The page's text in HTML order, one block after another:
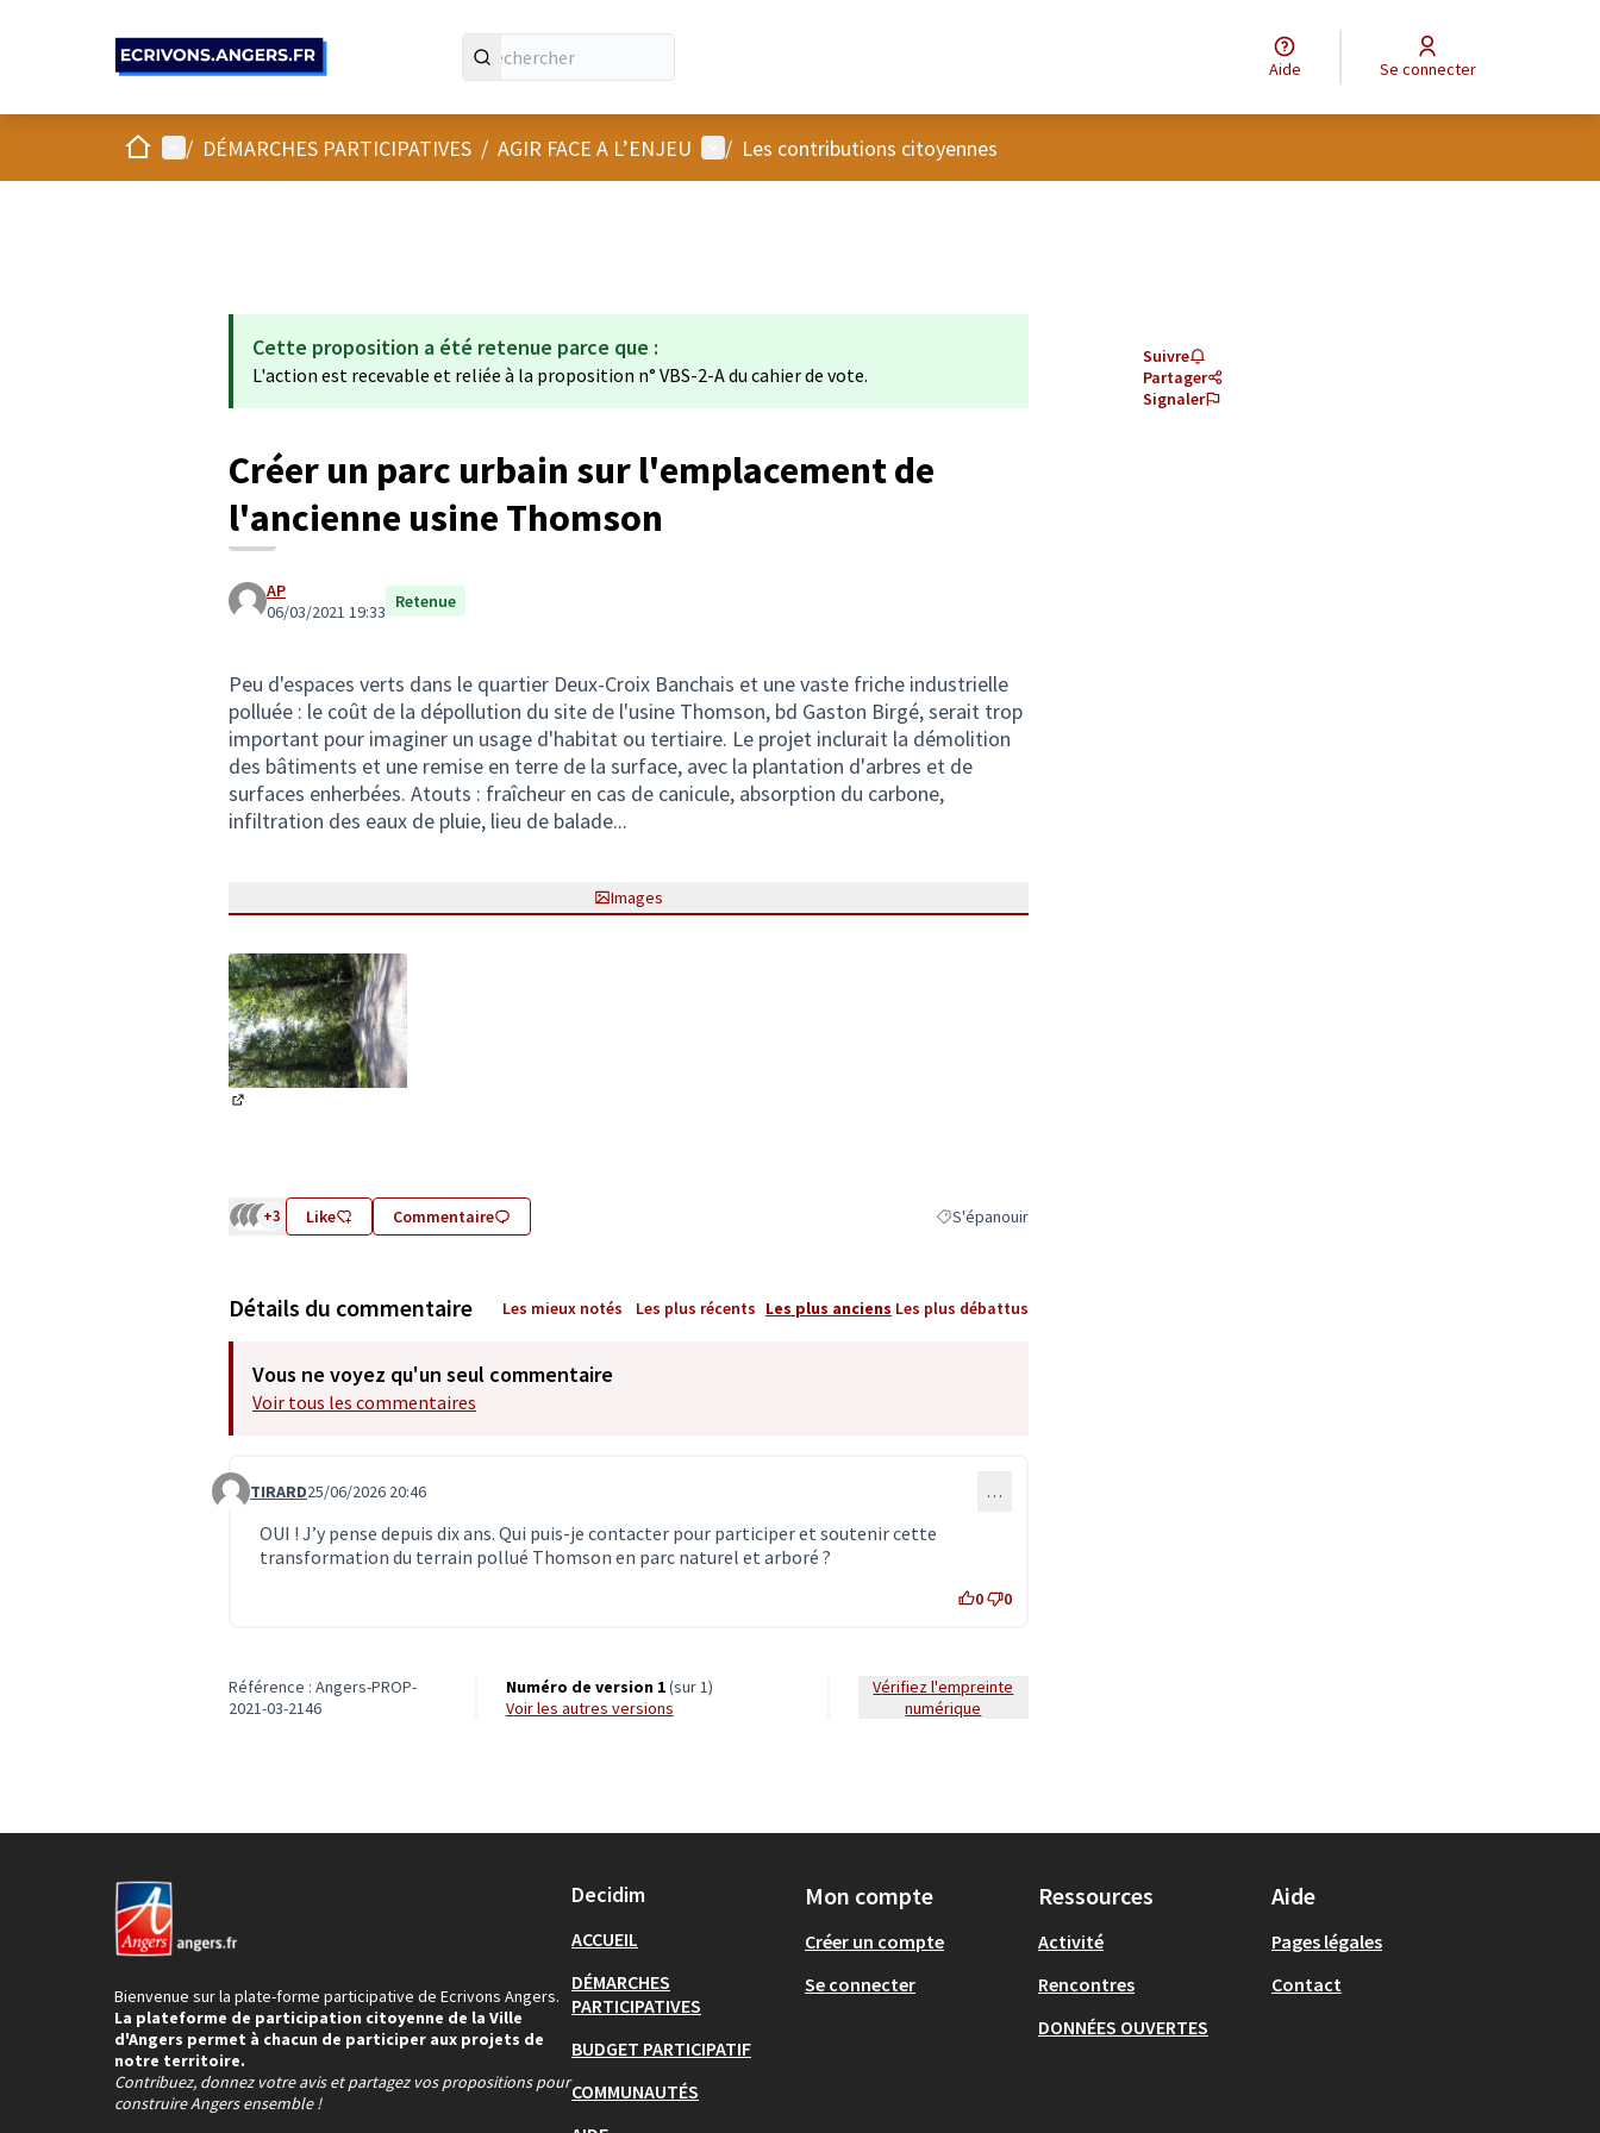
Aide Se connecter
AccueilMenu principal
/ DÉMARCHES PARTICIPATIVES / AGIR FACE A L’ENJEU Menu utilisateur
/ Les contributions citoyennes
Cette proposition a été retenue parce que :
L'action est recevable et reliée à la proposition n° VBS-2-A du cahier de vote.
Créer un parc urbain sur l'emplacement de
l'ancienne usine Thomson
AP
06/03/2021 19:33 Retenue
Peu d'espaces verts dans le quartier Deux-Croix Banchais et une vaste friche industrielle
polluée : le coût de la dépollution du site de l'usine Thomson, bd Gaston Birgé, serait trop
important pour imaginer un usage d'habitat ou tertiaire. Le projet inclurait la démolition
des bâtiments et une remise en terre de la surface, avec la plantation d'arbres et de
surfaces enherbées. Atouts : fraîcheur en cas de canicule, absorption du carbone,
infiltration des eaux de pluie, lieu de balade...
Images
+3 Like Commentaire Filtrer les résultats de la catégorie : S'épanouir
S'épanouir
Suivre
Partager
Signaler
Détails du commentaire Les mieux notés Les plus récents Les plus anciens Les plus débattus
Vous ne voyez qu'un seul commentaire
Voir tous les commentaires
Commentaire 8085
TIRARD25/06/2026 20:46 …
OUI ! J’y pense depuis dix ans. Qui puis-je contacter pour participer et soutenir cette
transformation du terrain pollué Thomson en parc naturel et arboré ?
0 0
Référence : Angers-PROP-
2021-03-2146
Numéro de version 1(sur 1)
voir les autres versions
Vérifiez l'empreinte
numérique
Bienvenue sur la plate-forme participative de Ecrivons Angers.
La plateforme de participation citoyenne de la Ville
d'Angers permet à chacun de participer aux projets de
notre territoire.
Contribuez, donnez votre avis et partagez vos propositions pour
construire Angers ensemble !
Decidim
ACCUEIL
DÉMARCHES
PARTICIPATIVES
BUDGET PARTICIPATIF
COMMUNAUTÉS
Mon compte
Créer un compte
Se connecter
Ressources
Activité
Rencontres
DONNÉES OUVERTES
Aide
Pages légales
Contact